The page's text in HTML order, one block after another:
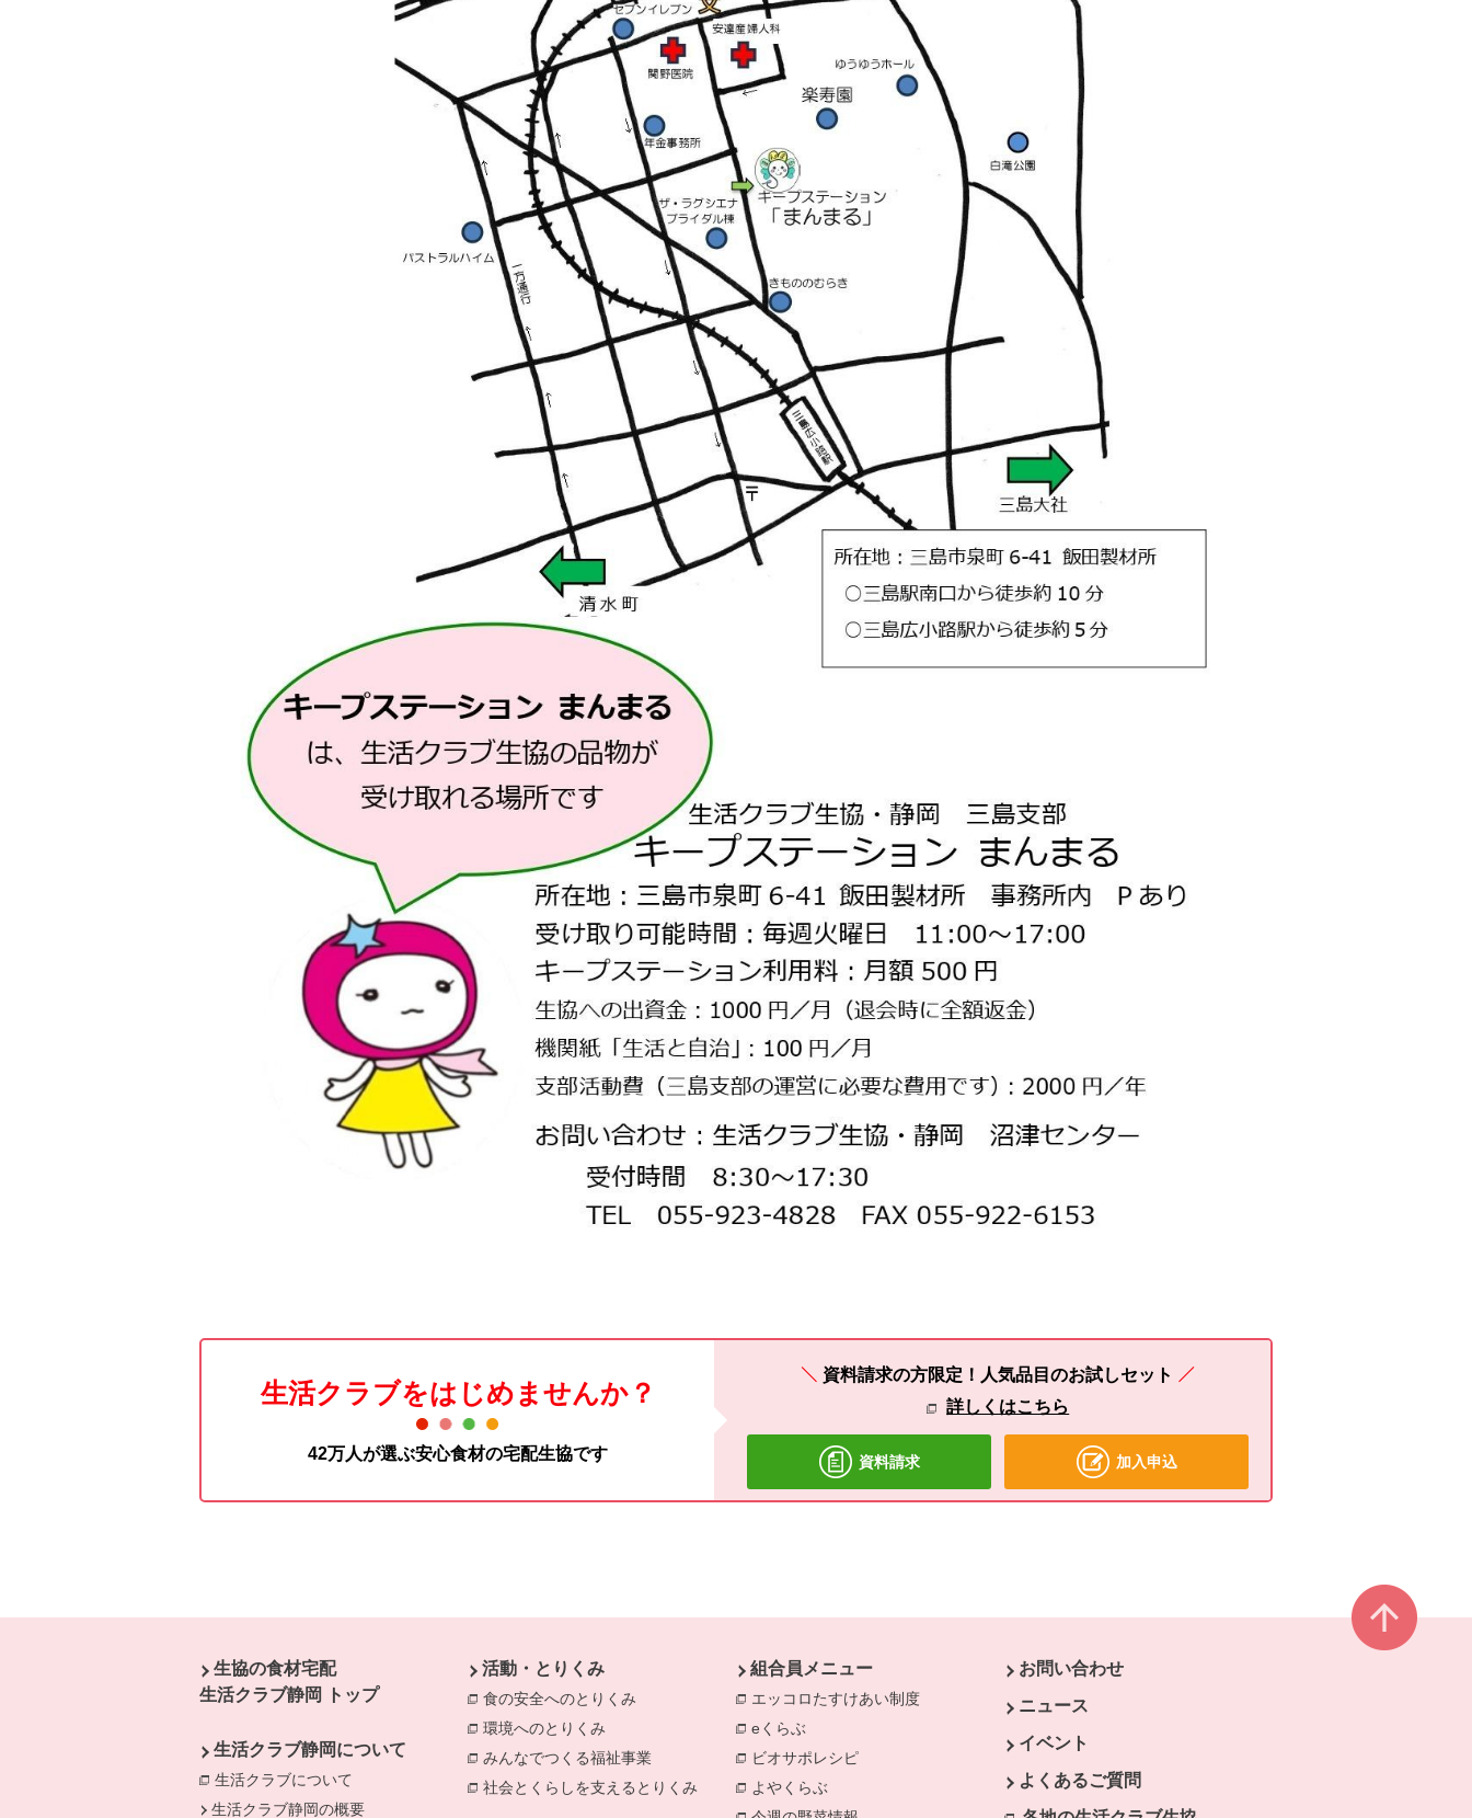
生活クラブをはじめませんか？
42万人が選ぶ安心食材の宅配生協です
資料請求の方限定！人気品目のお試しセット
詳しくはこちら
資料請求 加入申込
生協の食材宅配
生活クラブ静岡 トップ
生活クラブ静岡について
生活クラブについて
生活クラブ静岡の概要
活動・とりくみ
食の安全へのとりくみ 別のウィンドウで開きます。
環境へのとりくみ 別のウィンドウで開きます。
みんなでつくる福祉事業 別のウィンドウで開きます。
社会とくらしを支えるとりくみ 別のウィンドウで開きます。
組合員メニュー
エッコロたすけあい制度
eくらぶ
ビオサポレシピ 別のウィンドウで開きます。
よやくらぶ 別のウィンドウで開きます。
お問い合わせ
ニュース
イベント
よくあるご質問